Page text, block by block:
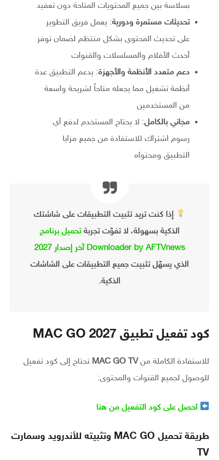
بسلاسة بين جميع المحتويات المتاحة دون تعقيد
تحديثات مستمرة ودورية: يعمل فريق التطوير
على تحديث المحتوى بشكل منتظم لضمان توفر
أحدث الأفلام والمسلسلات والقنوات
دعم متعدد الأنظمة والأجهزة: يدعم التطبيق عدة
أنظمة تشغيل مما يجعله متاحاً لشريحة واسعة
من المستخدمين
مجاني بالكامل: لا يحتاج المستخدم لدفع أي
رسوم اشتراك للاستفادة من جميع مزايا
التطبيق ومحتواه
إذا كنت تريد تثبيت التطبيقات على شاشتك
الذكية بسهولة، لا تفوّت تجربةتحميل برنامج
Downloader by AFTVnews آخر إصدار 2027
الذي يسهّل تثبيت جميع التطبيقات على الشاشات
الذكية.
كود تفعيل تطبيق MAC GO 2027
للاستفادة الكاملة منMAC GO TV تحتاج إلى كود تفعيل
للوصول لجميع القنوات والمحتوى:
احصل على كود التفعيل من هنا
طريقة تحميل MAC GO وتثبيته للأندرويد وسمارت
TV